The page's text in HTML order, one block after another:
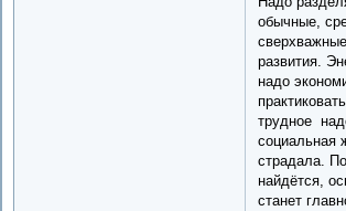
обычные,
развития.
надо
трудное
социальная
страдала.
найдётся,
станет